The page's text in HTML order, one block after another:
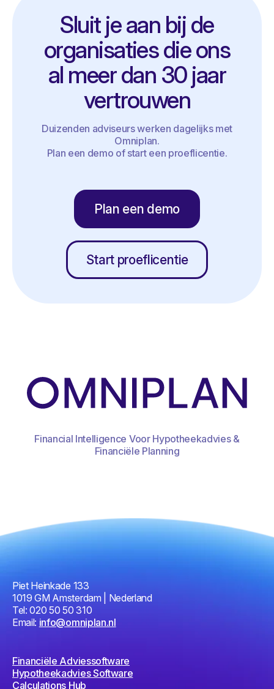
Sluit je aan bij de
organisaties die ons
al meer dan 30 jaar
vertrouwen
Duizenden adviseurs werken dagelijks met
Omniplan.
Plan een demo of start een proeflicentie.
Plan een demo
Start proeflicentie
Financial Intelligence Voor Hypotheekadvies &
Financiële Planning
Piet Heinkade 133
1019 GM Amsterdam | Nederland
Tel: 020 50 50 310
Email: info@omniplan.nl
Financiële Adviessoftware
Hypotheekadvies Software
Calculations Hub